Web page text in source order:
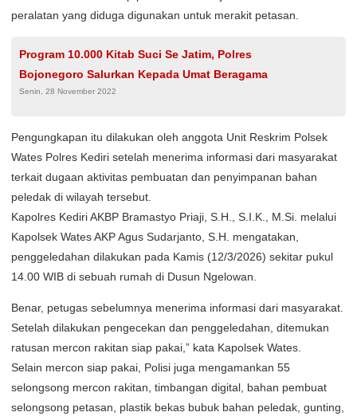
peralatan yang diduga digunakan untuk merakit petasan.
Program 10.000 Kitab Suci Se Jatim, Polres
Bojonegoro Salurkan Kepada Umat Beragama
Senin, 28 November 2022
Pengungkapan itu dilakukan oleh anggota Unit Reskrim Polsek
Wates Polres Kediri setelah menerima informasi dari masyarakat
terkait dugaan aktivitas pembuatan dan penyimpanan bahan
peledak di wilayah tersebut.
Kapolres Kediri AKBP Bramastyo Priaji, S.H., S.I.K., M.Si. melalui
Kapolsek Wates AKP Agus Sudarjanto, S.H. mengatakan,
penggeledahan dilakukan pada Kamis (12/3/2026) sekitar pukul
14.00 WIB di sebuah rumah di Dusun Ngelowan.
Benar, petugas sebelumnya menerima informasi dari masyarakat.
Setelah dilakukan pengecekan dan penggeledahan, ditemukan
ratusan mercon rakitan siap pakai,” kata Kapolsek Wates.
Selain mercon siap pakai, Polisi juga mengamankan 55
selongsong mercon rakitan, timbangan digital, bahan pembuat
selongsong petasan, plastik bekas bubuk bahan peledak, gunting,